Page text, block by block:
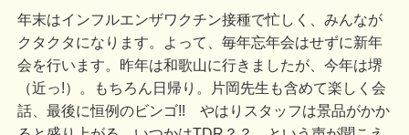
年末はインフルエンザワクチン接種で忙しく、みんなが
クタクタになります。よって、毎年忘年会はせずに新年
会を行います。昨年は和歌山に行きましたが、今年は堺
（近っ!）。もちろん日帰り。片岡先生も含めて楽しく会
話、最後に恒例のビンゴ!! やはりスタッフは景品がかか